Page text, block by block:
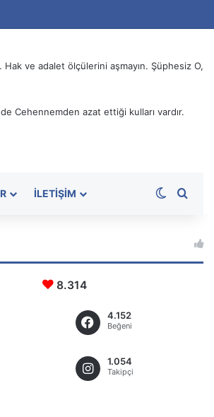
ve adalet ölçülerini aşmayın. Şüphesiz O,
Cehennemden azat ettiği kulları vardır.
İLETIŞIM Dış
8.314
4.152
Beğeni
1.054
Takipçi